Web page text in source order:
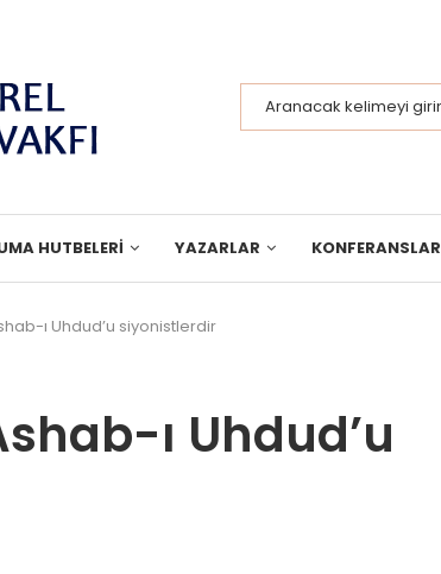
HUTBELERI YAZARLAR KONFERANSLAR
ı Uhdud’u siyonistlerdir
ı Uhdud’u